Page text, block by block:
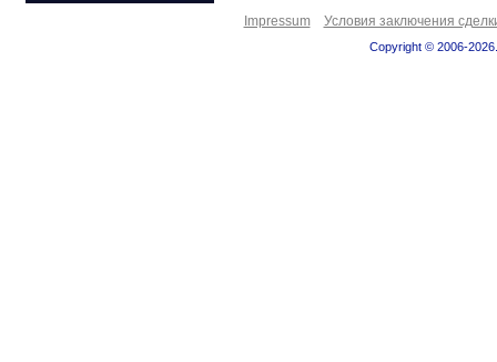
Impressum Условия заключения
Copyright © 2006-